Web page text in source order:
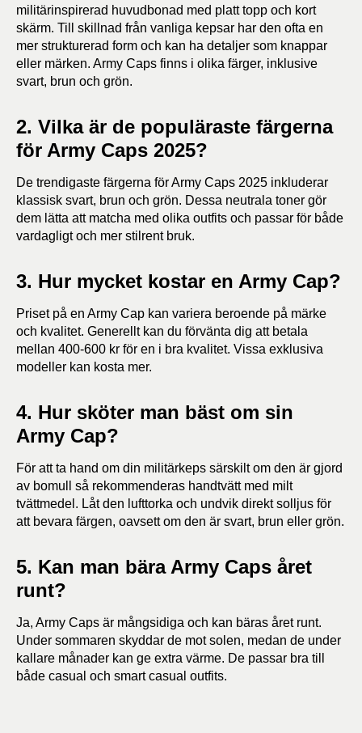
militärinspirerad huvudbonad med platt topp och kort
skärm. Till skillnad från vanliga kepsar har den ofta en
mer strukturerad form och kan ha detaljer som knappar
eller märken. Army Caps finns i olika färger, inklusive
svart, brun och grön.
2. Vilka är de populäraste färgerna
för Army Caps 2025?
De trendigaste färgerna för Army Caps 2025 inkluderar
klassisk svart, brun och grön. Dessa neutrala toner gör
dem lätta att matcha med olika outfits och passar för både
vardagligt och mer stilrent bruk.
3. Hur mycket kostar en Army Cap?
Priset på en Army Cap kan variera beroende på märke
och kvalitet. Generellt kan du förvänta dig att betala
mellan 400-600 kr för en i bra kvalitet. Vissa exklusiva
modeller kan kosta mer.
4. Hur sköter man bäst om sin
Army Cap?
För att ta hand om din militärkeps särskilt om den är gjord
av bomull så rekommenderas handtvätt med milt
tvättmedel. Låt den lufttorka och undvik direkt solljus för
att bevara färgen, oavsett om den är svart, brun eller grön.
5. Kan man bära Army Caps året
runt?
Ja, Army Caps är mångsidiga och kan bäras året runt.
Under sommaren skyddar de mot solen, medan de under
kallare månader kan ge extra värme. De passar bra till
både casual och smart casual outfits.